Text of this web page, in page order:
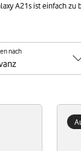
A21s ist einfach
neu. Du bekommst
nach